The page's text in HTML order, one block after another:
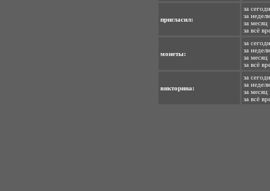
пригласил:
за
за
за
за всё
монеты:
за
за
за
за всё
викторина:
за
за
за
за всё